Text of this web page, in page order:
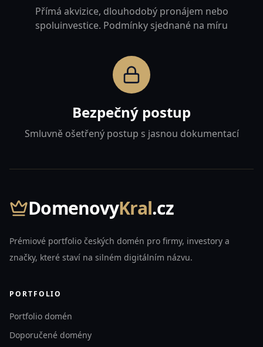
Přímá akvizice, dlouhodobý pronájem nebo
spoluinvestice. Podmínky sjednané na míru
Bezpečný postup
Smluvně ošetřený postup s jasnou dokumentací
DomenovyKral.cz
Prémiové portfolio českých domén pro firmy, investory a
značky, které staví na silném digitálním názvu.
PORTFOLIO
Portfolio domén
Doporučené domény